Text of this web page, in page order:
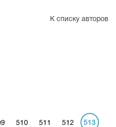
К списку авторов
510 511 512 513